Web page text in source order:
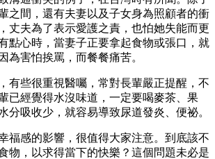
之間，還有夫妻以及子女身為照顧者的衝
丈夫為了表示愛護之責，也怕她失能而更
點心時，當妻子正要拿起食物或張口，就
為害怕挨罵，而餐餐痛苦。
有些很重視醫囑，常對長輩嚴正提醒，不
已經覺得水沒味道，一定要喝麥茶、果
分吸收少，就容易導致尿道發炎、便祕。
福感的影響，很值得大家注意。到底該不
物，以求得當下的快樂？這個問題未必是